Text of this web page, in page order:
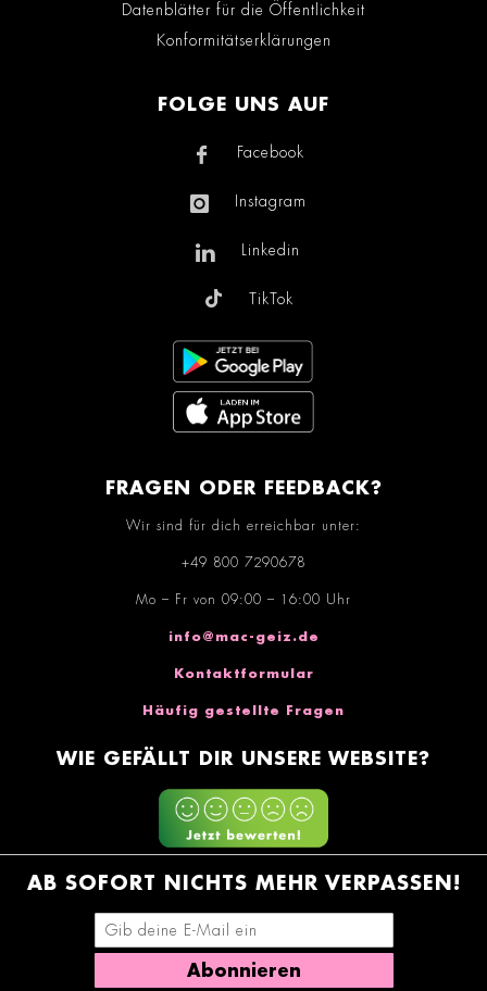
Datenblätter für die Öffentlichkeit
Konformitätserklärungen
FOLGE UNS AUF
Facebook
Instagram
Linkedin
TikTok
FRAGEN ODER FEEDBACK?
Wir sind für dich erreichbar unter:
+49 800 7290678
Mo – Fr von 09:00 – 16:00 Uhr
info@mac-geiz.de
Kontaktformular
Häufig gestellte Fragen
WIE GEFÄLLT DIR UNSERE WEBSITE?
AB SOFORT NICHTS MEHR VERPASSEN!
E-Mail-Adresse eingeben
Abonnieren